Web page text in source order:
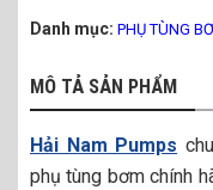
Danh mục: PHỤ TÙNG
MÔ TẢ SẢN PHẨM
Hải Nam Pumps
phụ tùng bơm chính